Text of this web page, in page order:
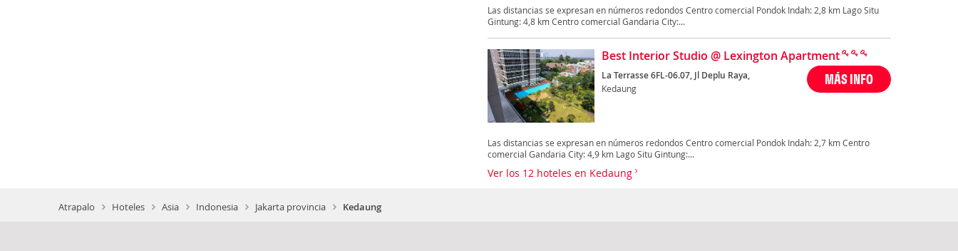
Las distancias se expresan en números redondos Centro comercial Pondok Indah: 2,8 km Lago Situ
Gintung: 4,8 km Centro comercial Gandaria City:...
Best Interior Studio @ Lexington Apartment
La Terrasse 6FL-06.07, Jl Deplu Raya,
Kedaung
MÁS INFO
Las distancias se expresan en números redondos Centro comercial Pondok Indah: 2,7 km Centro
comercial Gandaria City: 4,9 km Lago Situ Gintung:...
Ver los 12 hoteles en Kedaung
Atrapalo Hoteles Asia Indonesia Jakarta provincia Kedaung